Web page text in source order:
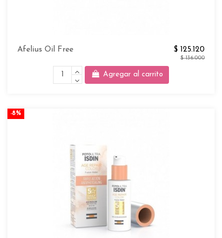
Afelius Oil Free $ 125.120
$ 136.000
Agregar al carrito
-8%